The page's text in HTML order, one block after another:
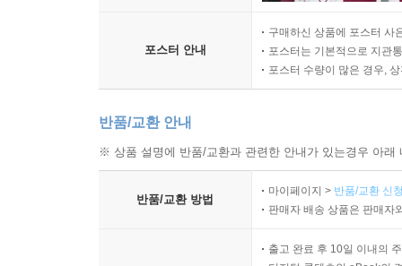
포스터 안내
구매하신 상품에 포스터 사
포스터는 기본적으로 지관
포스터 수량이 많은 경우,
반품/교환 안내
※ 상품 설명에 반품/교환과 관련한 안내가 있는경우 아
반품/교환 방법
마이페이지 > 반품/교환 신
판매자 배송 상품은 판매자
출고 완료 후 10일 이내의